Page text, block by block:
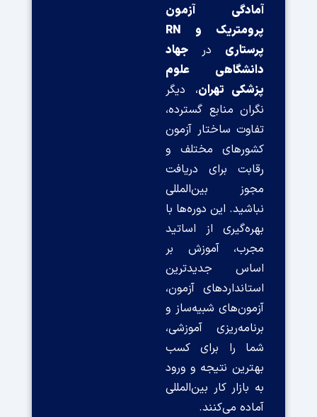
آمادگی آزمون
پرومتریک و RN
درجهاد
دانشگاهی علوم
پزشکی تهران، دیگر
نگران منابع گسترده،
تفاوت ساختار آزمون
کشورهای مختلف و
رقابت برای دریافت
مجوز بین‌المللی
نباشید. این دوره‌ها با
بهره‌گیری از اساتید
مجرب، آموزش بر
اساس جدیدترین
استانداردهای آزمون،
آزمون‌های شبیه‌ساز و
برنامه‌ریزی آموزشی،
شما را برای کسب
بهترین نتیجه و ورود
به بازار کار بین‌المللی
آماده می‌کنند.